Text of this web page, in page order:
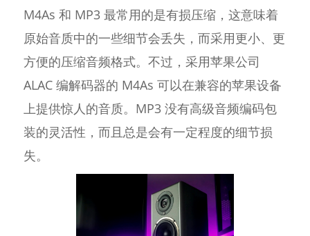
M4As 和 MP3 最常用的是有损压缩，这意味着
原始音质中的一些细节会丢失，而采用更小、更
方便的压缩音频格式。不过，采用苹果公司
ALAC 编解码器的 M4As 可以在兼容的苹果设备
上提供惊人的音质。MP3 没有高级音频编码包
装的灵活性，而且总是会有一定程度的细节损
失。